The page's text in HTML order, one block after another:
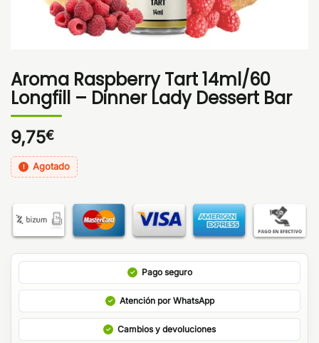
Aroma Raspberry Tart 14ml/60
Longfill – Dinner Lady Dessert Bar
9,75€
Agotado
Pago seguro
Atención por WhatsApp
Cambios y devoluciones